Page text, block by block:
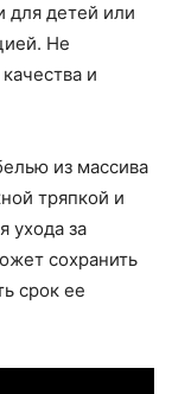
для детей или
Не
и
из массива
тряпкой и
ухода за
сохранить
срок ее